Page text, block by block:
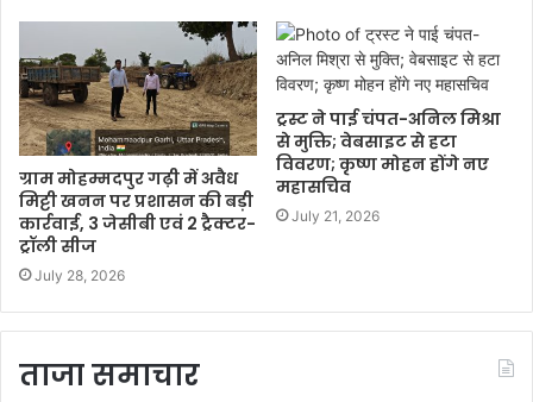
ग्राम मोहम्मदपुर गढ़ी में अवैध
मिट्टी खनन पर प्रशासन की बड़ी
कार्रवाई, 3 जेसीबी एवं 2 ट्रैक्टर-
ट्रॉली सीज
July 28, 2026
ट्रस्ट ने पाई चंपत-अनिल मिश्रा
से मुक्ति; वेबसाइट से हटा
विवरण; कृष्ण मोहन होंगे नए
महासचिव
July 21, 2026
ताजा समाचार